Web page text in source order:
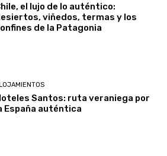
el lujo de lo auténtico:
viñedos, termas y los
de la Patagonia
Santos: ruta veraniega por
España auténtica